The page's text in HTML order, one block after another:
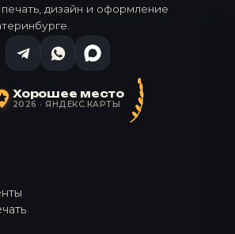
дизайн и оформление
Хорошее место
2026 · ЯНДЕКС.КАРТЫ